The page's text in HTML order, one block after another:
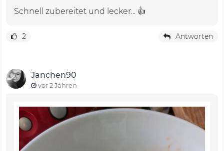
Schnell zubereitet und lecker... 👍
2 Antworten
Janchen90
vor 2 Jahren